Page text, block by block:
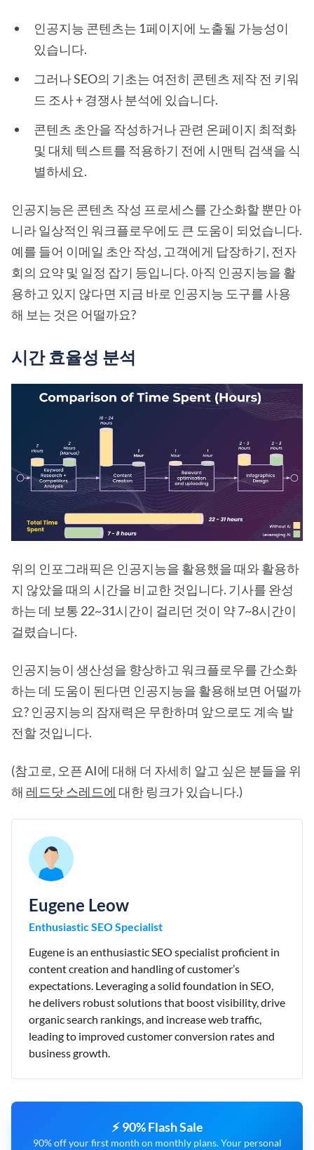
인공지능 콘텐츠는 1페이지에 노출될 가능성이
있습니다.
그러나 SEO의 기초는 여전히 콘텐츠 제작 전 키워
드 조사 + 경쟁사 분석에 있습니다.
콘텐츠 초안을 작성하거나 관련 온페이지 최적화
및 대체 텍스트를 적용하기 전에 시맨틱 검색을 식
별하세요.
인공지능은 콘텐츠 작성 프로세스를 간소화할 뿐만 아
니라 일상적인 워크플로우에도 큰 도움이 되었습니다.
예를 들어 이메일 초안 작성, 고객에게 답장하기, 전자
회의 요약 및 일정 잡기 등입니다. 아직 인공지능을 활
용하고 있지 않다면 지금 바로 인공지능 도구를 사용
해 보는 것은 어떨까요?
시간 효율성 분석
위의 인포그래픽은 인공지능을 활용했을 때와 활용하
지 않았을 때의 시간을 비교한 것입니다. 기사를 완성
하는 데 보통 22~31시간이 걸리던 것이 약 7~8시간이
걸렸습니다.
인공지능이 생산성을 향상하고 워크플로우를 간소화
하는 데 도움이 된다면 인공지능을 활용해보면 어떨까
요? 인공지능의 잠재력은 무한하며 앞으로도 계속 발
전할 것입니다.
(참고로, 오픈 AI에 대해 더 자세히 알고 싶은 분들을 위
해 레드닷 스레드에 대한 링크가 있습니다.)
Eugene Leow
Enthusiastic SEO Specialist
Eugene is an enthusiastic SEO specialist proficient in
content creation and handling of customer’s
expectations. Leveraging a solid foundation in SEO,
he delivers robust solutions that boost visibility, drive
organic search rankings, and increase web traffic,
leading to improved customer conversion rates and
business growth.
⚡ 90% Flash Sale
90% off your first month on monthly plans. Your personal